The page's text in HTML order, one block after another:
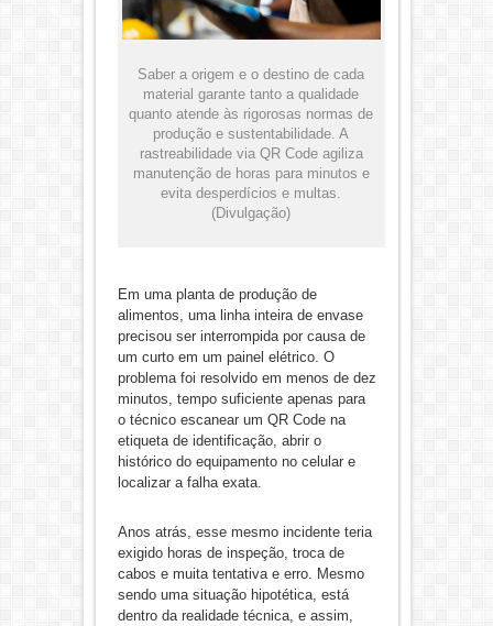
Saber a origem e o destino de cada
material garante tanto a qualidade
quanto atende às rigorosas normas de
produção e sustentabilidade. A
rastreabilidade via QR Code agiliza
manutenção de horas para minutos e
evita desperdícios e multas.
(Divulgação)
Em uma planta de produção de
alimentos, uma linha inteira de envase
precisou ser interrompida por causa de
um curto em um painel elétrico. O
problema foi resolvido em menos de dez
minutos, tempo suficiente apenas para
o técnico escanear um QR Code na
etiqueta de identificação, abrir o
histórico do equipamento no celular e
localizar a falha exata.
Anos atrás, esse mesmo incidente teria
exigido horas de inspeção, troca de
cabos e muita tentativa e erro. Mesmo
sendo uma situação hipotética, está
dentro da realidade técnica, e assim,